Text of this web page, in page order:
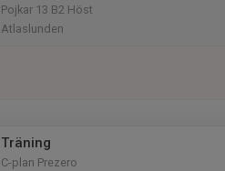
Pojkar 13 B2 Höst
Atlaslunden
Träning
C-plan Prezero